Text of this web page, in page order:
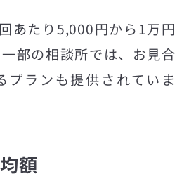
あたり5,000円から1万円
部の相談所では、お見合
プランも提供されていま
額